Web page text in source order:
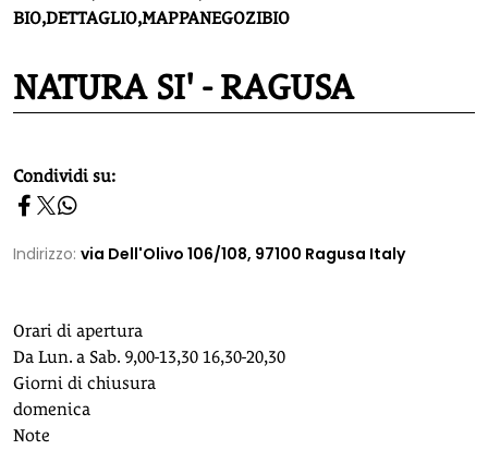
BIO,DETTAGLIO,MAPPANEGOZIBIO
NATURA SI' - RAGUSA
homepage h2
Condividi su:
Indirizzo: via Dell'Olivo 106/108, 97100 Ragusa Italy
Orari di apertura
Da Lun. a Sab. 9,00-13,30 16,30-20,30
Giorni di chiusura
domenica
Note